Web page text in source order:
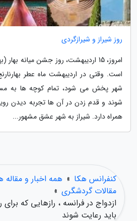
روز شیراز و شیرازگردی
امروز، 15 اردیبهشت، روز جشن میانه
است. وقتی در اردیبهشت ماه عطر
شهر پخش می شود، تمام کوچه ها به
شوند و قدم زدن در آن ها تجربه دیدن
همراه دارد. شیراز به شهر عشق مشهور...
کنفرانس هکا » همه اخبار و مقاله
مقالات گردشگری »
ازدواج در فرانسه ، رازهایی که
باید رعایت شوند